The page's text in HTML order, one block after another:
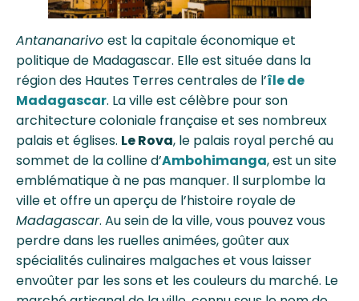
Antananarivo est la capitale économique et
politique de Madagascar. Elle est située dans la
région des Hautes Terres centrales de l’île de
Madagascar. La ville est célèbre pour son
architecture coloniale française et ses nombreux
palais et églises. Le Rova, le palais royal perché au
sommet de la colline d’Ambohimanga, est un site
emblématique à ne pas manquer. Il surplombe la
ville et offre un aperçu de l’histoire royale de
Madagascar. Au sein de la ville, vous pouvez vous
perdre dans les ruelles animées, goûter aux
spécialités culinaires malgaches et vous laisser
envoûter par les sons et les couleurs du marché. Le